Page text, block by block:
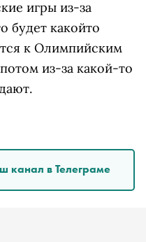
игры из-за
будет какойто
к Олимпийским
из-за какой-то
канал в Телеграме